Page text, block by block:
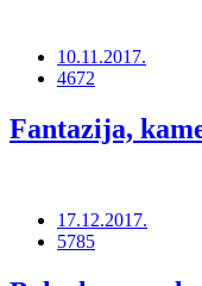
10.11.2017.
4672
Fantazija,
17.12.2017.
5785